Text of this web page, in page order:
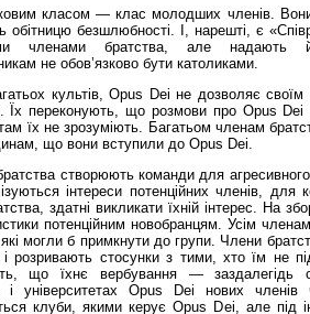
класом — клас молодших членів.
обітницю безшлюбності. І, нарешті, є
членами братства, але надають
не обов’язково бути католиками.
культів, Opus Dei не дозволяє своїм
Їх переконують, що розмови про Opus
їх не зрозуміють. Багатьом членам
що вони вступили до Opus Dei.
створюють команди для
інтереси потенційних членів, для
здатні викликати їхній інтерес. На
потенційним новобранцям. Усім
які могли б примкнути до групи. Члени
розривають стосунки з тими, хто їм не
що їхнє вербування — заздалегідь
і університетах Opus Dei нових членів
клуби, якими керує Opus Dei, але під